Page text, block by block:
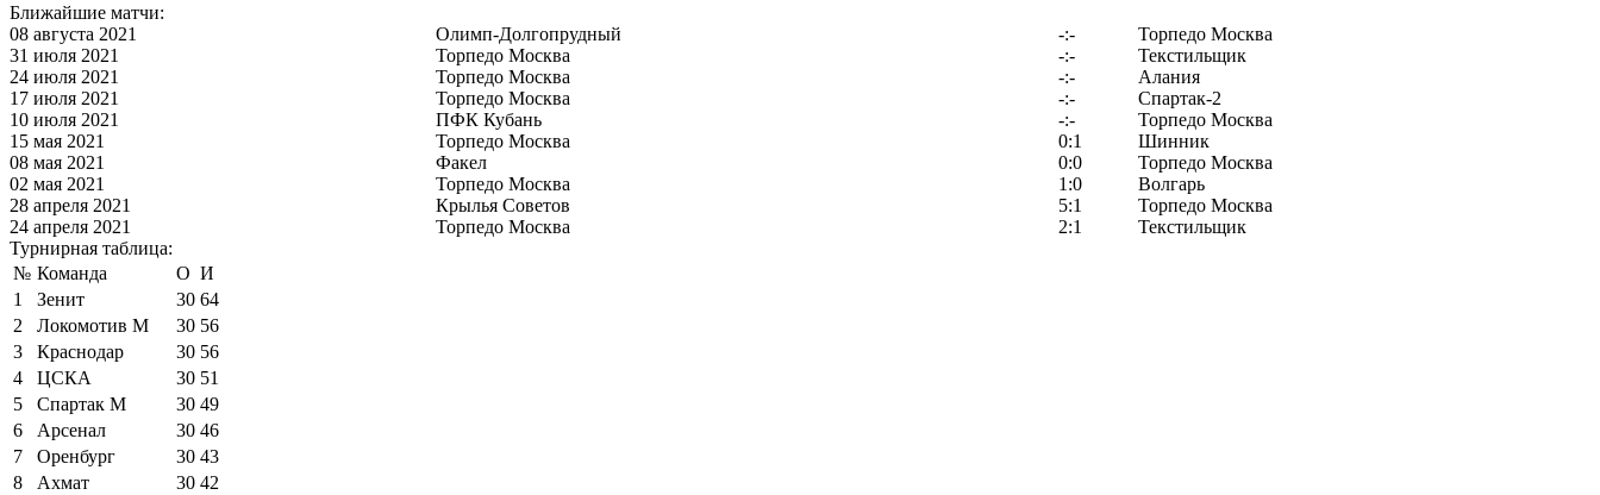
Ближайшие матчи:
08 августа 2021
Олимп-Долгопрудный -:-
Торпедо Москва
31 июля 2021
Торпедо Москва -:-
Текстильщик
24 июля 2021
Торпедо Москва -:-
Алания
17 июля 2021
Торпедо Москва -:-
Спартак-2
10 июля 2021
ПФК Кубань -:-
Торпедо Москва
15 мая 2021
Торпедо Москва 0:1
Шинник
08 мая 2021
Факел 0:0
Торпедо Москва
02 мая 2021
Торпедо Москва 1:0
Волгарь
28 апреля 2021
Крылья Советов 5:1
Торпедо Москва
24 апреля 2021
Торпедо Москва 2:1
Текстильщик
Турнирная таблица:
№ Команда О И
1
Зенит 30 64
2
Локомотив М 30 56
3
Краснодар 30 56
4
ЦСКА 30 51
5
Спартак М 30 49
6
Арсенал 30 46
7
Оренбург 30 43
8
Ахмат 30 42